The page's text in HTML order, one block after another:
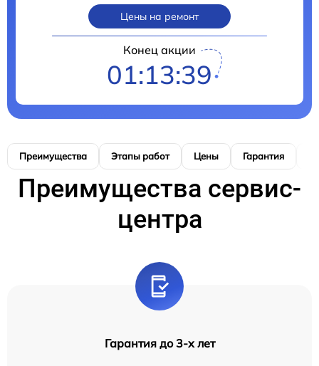
Цены на ремонт
Конец акции
01:13:38
Преимущества Этапы работ Цены Гарантия
Преимущества сервис-
центра
Гарантия до 3-х лет